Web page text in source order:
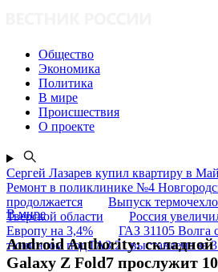
Общество
Экономика
Политика
В мире
Происшествия
О проекте
Сергей Лазарев купил квартиру в
Ремонт в поликлинике №4
продолжается
Выпуск
Тверской области
Россия
Европу на 3,4%
ГАЗ 31105 Волга
тюнингом под ГАЗ 21 выставлена за
В мире
Android Authority: складной
Galaxy Z Fold7 прослужит